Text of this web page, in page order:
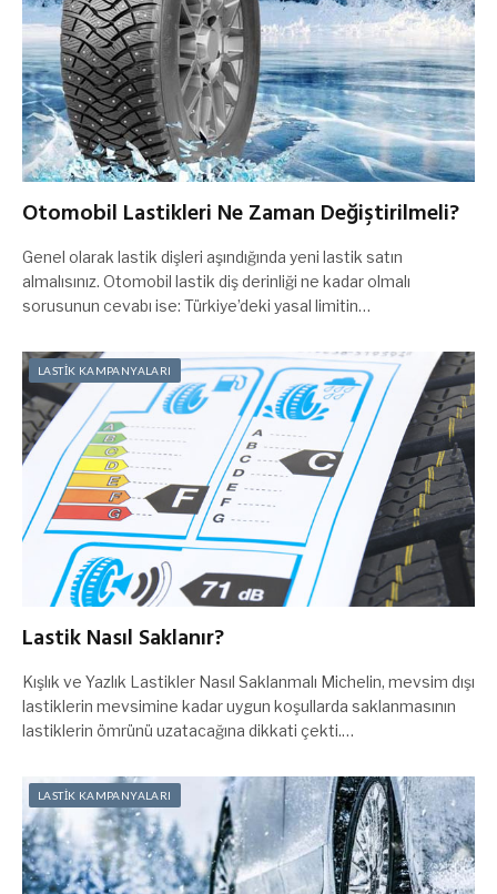
Otomobil Lastikleri Ne Zaman Değiştirilmeli?
Genel olarak lastik dişleri aşındığında yeni lastik satın
almalısınız. Otomobil lastik diş derinliği ne kadar olmalı
sorusunun cevabı ise: Türkiye’deki yasal limitin…
LASTİK KAMPANYALARI
Lastik Nasıl Saklanır?
Kışlık ve Yazlık Lastikler Nasıl Saklanmalı Michelin, mevsim dışı
lastiklerin mevsimine kadar uygun koşullarda saklanmasının
lastiklerin ömrünü uzatacağına dikkati çekti.…
LASTİK KAMPANYALARI